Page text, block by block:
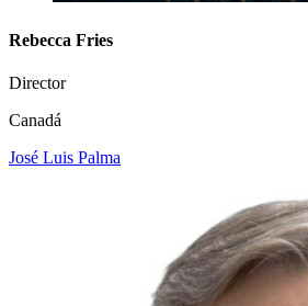
Rebecca Fries
Director
Canadá
José Luis Palma